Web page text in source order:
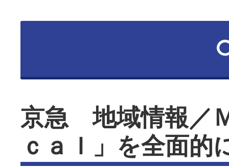
京急 地域情報／
ｃａｌ」を全面的